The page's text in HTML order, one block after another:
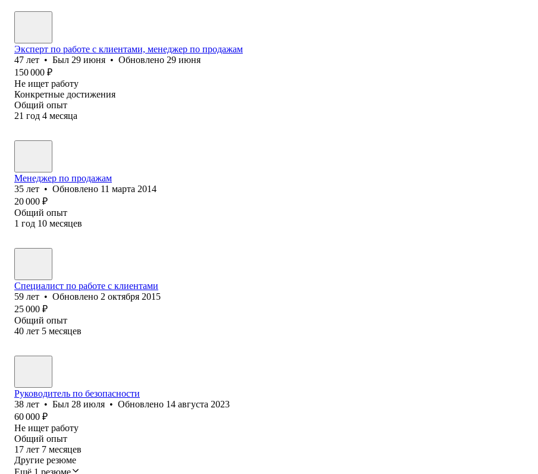
Эксперт по работе с клиентами, менеджер по продажам
47 лет • Был 29 июня • Обновлено 29 июня
150 000 ₽
Не ищет работу
Конкретные достижения
Общий опыт
21 год 4 месяца
Менеджер по продажам
35 лет • Обновлено 11 марта 2014
20 000 ₽
Общий опыт
1 год 10 месяцев
Специалист по работе с клиентами
59 лет • Обновлено 2 октября 2015
25 000 ₽
Общий опыт
40 лет 5 месяцев
Руководитель по безопасности
38 лет • Был 28 июля • Обновлено 14 августа 2023
60 000 ₽
Не ищет работу
Общий опыт
17 лет 7 месяцев
Другие резюме
Ещё 1 резюме